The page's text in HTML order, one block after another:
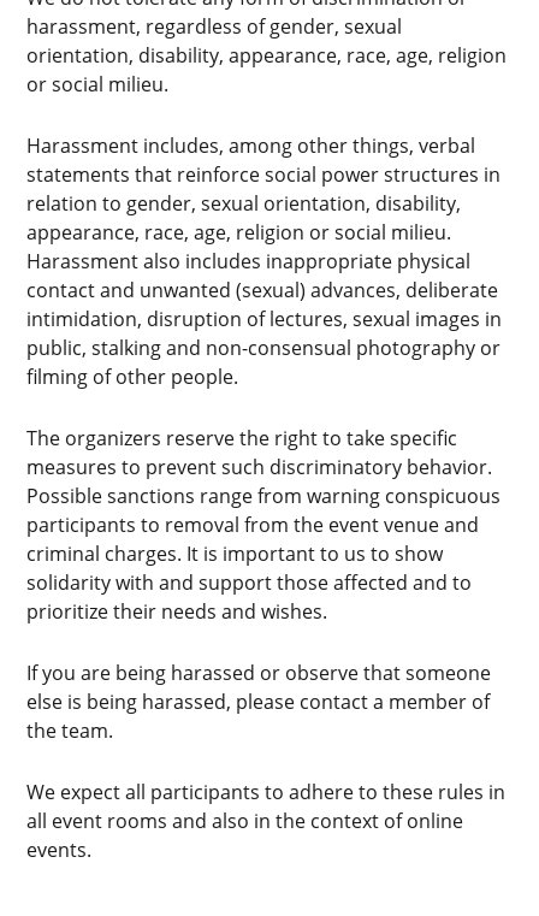
harassment, regardless of gender, sexual
orientation, disability, appearance, race, age, religion
or social milieu.
Harassment includes, among other things, verbal
statements that reinforce social power structures in
relation to gender, sexual orientation, disability,
appearance, race, age, religion or social milieu.
Harassment also includes inappropriate physical
contact and unwanted (sexual) advances, deliberate
intimidation, disruption of lectures, sexual images in
public, stalking and non-consensual photography or
filming of other people.
The organizers reserve the right to take specific
measures to prevent such discriminatory behavior.
Possible sanctions range from warning conspicuous
participants to removal from the event venue and
criminal charges. It is important to us to show
solidarity with and support those affected and to
prioritize their needs and wishes.
If you are being harassed or observe that someone
else is being harassed, please contact a member of
the team.
We expect all participants to adhere to these rules in
all event rooms and also in the context of online
events.